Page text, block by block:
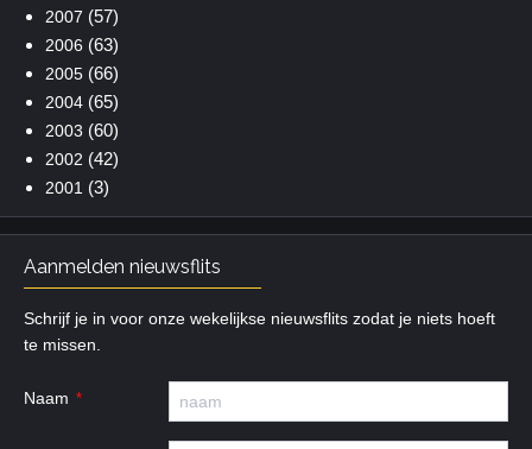
2007 (57)
2006 (63)
2005(66)
2004(65)
2003 (60)
2002 (42)
2001 (3)
Aanmelden nieuwsflits
Schrijf je in voor onze wekelijkse nieuwsflits zodat je niets hoeft
te missen.
Naam